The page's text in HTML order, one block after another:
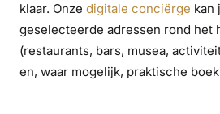
klaar. Onze digitale conciërge kan
geselecteerde adressen rond het
(restaurants, bars, musea,
en, waar mogelijk, praktische